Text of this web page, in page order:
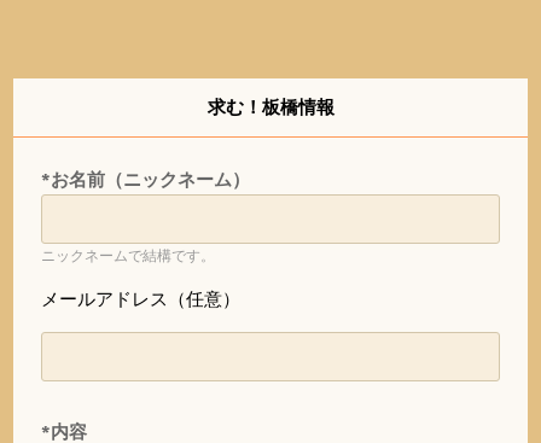
求む！板橋情報
*お名前（ニックネーム）
ニックネームで結構です。
メールアドレス（任意）
*内容